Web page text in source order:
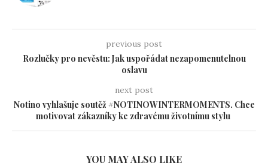
previous post
Rozlučky pro nevěstu: Jak uspořádat nezapomenutelnou
oslavu
next post
Notino vyhlašuje soutěž #NOTINOWINTERMOMENTS. Chce
motivovat zákazníky ke zdravému životnímu stylu
YOU MAY ALSO LIKE